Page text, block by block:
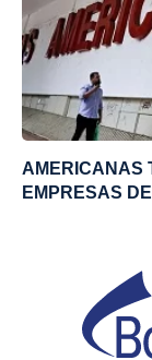
AMERICANAS
EMPRESAS